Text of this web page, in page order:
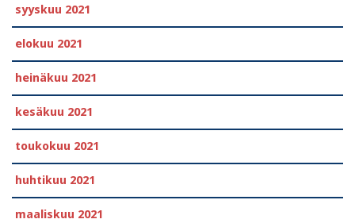
syyskuu 2021
elokuu 2021
heinäkuu 2021
kesäkuu 2021
toukokuu 2021
huhtikuu 2021
maaliskuu 2021